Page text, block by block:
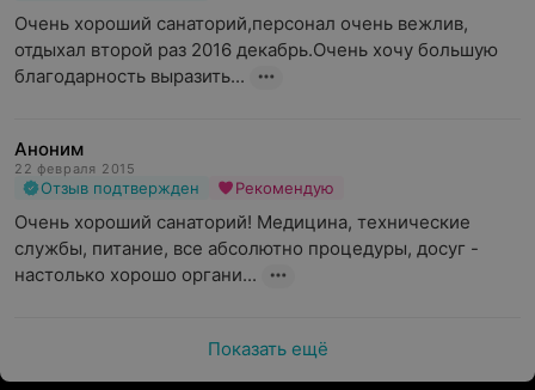
Очень хороший санаторий,персонал очень вежлив,
отдыхал второй раз 2016 декабрь.Очень хочу большую
благодарность выразить...
Аноним
22 февраля 2015
Отзыв подтвержден Рекомендую
Очень хороший санаторий! Медицина, технические
службы, питание, все абсолютно процедуры, досуг -
настолько хорошо органи...
Показать ещё